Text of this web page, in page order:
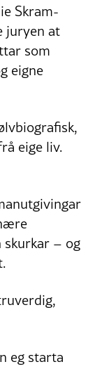
Skram-
juryen at
som
eigne
eige liv.
skurkar – og
eg starta